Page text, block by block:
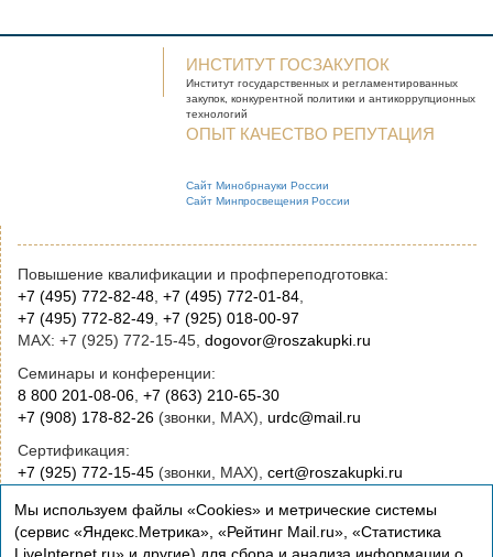
ИНСТИТУТ ГОСЗАКУПОК
Институт государственных и регламентированных
закупок, конкурентной политики и антикоррупционных
технологий
ОПЫТ КАЧЕСТВО РЕПУТАЦИЯ
Сайт Минобрнауки России
Сайт Минпросвещения России
Повышение квалификации и профпереподготовка:
+7 (495) 772-82-48, +7 (495) 772-01-84,
+7 (495) 772-82-49, +7 (925) 018-00-97
MAX: +7 (925) 772-15-45, dogovor@roszakupki.ru
Семинары и конференции:
8 800 201-08-06, +7 (863) 210-65-30
+7 (908) 178-82-26 (звонки, MAX), urdc@mail.ru
Сертификация:
+7 (925) 772-15-45 (звонки, MAX), cert@roszakupki.ru
Приобретение книг:
+7 (495) 772-00-14,institut@roszakupki.ru
Мы используем файлы «Cookies» и метрические системы
(сервис «Яндекс.Метрика», «Рейтинг Mail.ru», «Статистика